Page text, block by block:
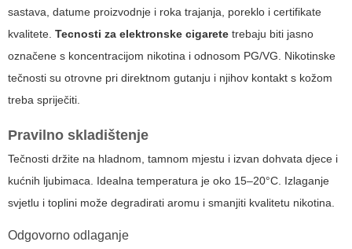
sastava, datume proizvodnje i roka trajanja, poreklo i certifikate
kvalitete. Tecnosti za elektronske cigarete trebaju biti jasno
označene s koncentracijom nikotina i odnosom PG/VG. Nikotinske
tečnosti su otrovne pri direktnom gutanju i njihov kontakt s kožom
treba spriječiti.
Pravilno skladištenje
Tečnosti držite na hladnom, tamnom mjestu i izvan dohvata djece i
kućnih ljubimaca. Idealna temperatura je oko 15–20°C. Izlaganje
svjetlu i toplini može degradirati aromu i smanjiti kvalitetu nikotina.
Odgovorno odlaganje